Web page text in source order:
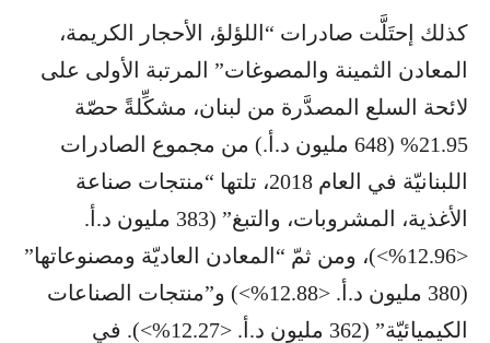
كذلك إحتَلَّت صادرات “اللؤلؤ، الأحجار الكريمة،
المعادن الثمينة والمصوغات” المرتبة الأولى على
لائحة السلع المصدَّرة من لبنان، مشكِّلةً حصّة
21.95% (648 مليون د.أ.) من مجموع الصادرات
اللبنانيّة في العام 2018، تلتها “منتجات صناعة
الأغذية، المشروبات، والتبغ” (383 مليون د.أ.
<12.96%>)، ومن ثمّ “المعادن العاديّة ومصنوعاتها”
(380 مليون د.أ. <12.88%>) و”منتجات الصناعات
الكيميائيّة” (362 مليون د.أ. <12.27%>). في